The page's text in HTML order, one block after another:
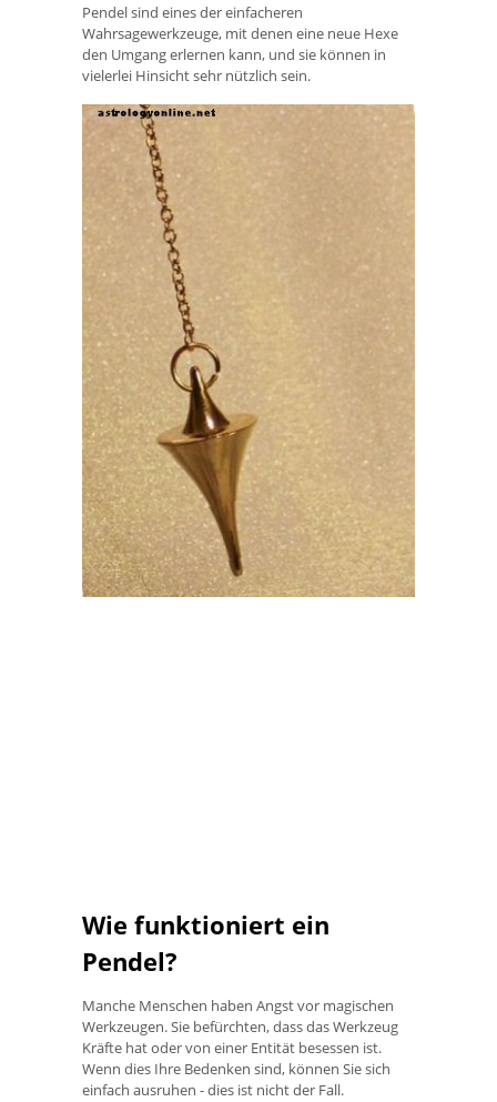
Pendel sind eines der einfacheren
Wahrsagewerkzeuge, mit denen eine neue Hexe
den Umgang erlernen kann, und sie können in
vielerlei Hinsicht sehr nützlich sein.
Wie funktioniert ein
Pendel?
Manche Menschen haben Angst vor magischen
Werkzeugen. Sie befürchten, dass das Werkzeug
Kräfte hat oder von einer Entität besessen ist.
Wenn dies Ihre Bedenken sind, können Sie sich
einfach ausruhen - dies ist nicht der Fall.